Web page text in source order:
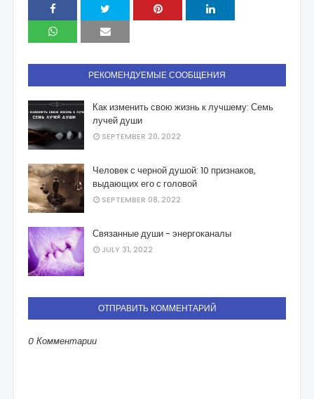
РЕКОМЕНДУЕМЫЕ СООБЩЕНИЯ
Как изменить свою жизнь к лучшему: Семь
лучей души
SEPTEMBER 20, 2022
Человек с черной душой: 10 признаков,
выдающих его с головой
SEPTEMBER 08, 2022
Связанные души - энергоканалы
JULY 31, 2022
ОТПРАВИТЬ КОММЕНТАРИЙ
0 Комментарии